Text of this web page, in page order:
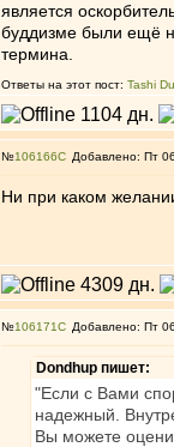
является
буддизме были ещё
термина.
Ответы на этот пост: Tashi
№106166 Добавлено: Пт
Ни при каком
№106171 Добавлено: Пт
Dondhup пишет:
"Если с Вами
надежный.
Вы можете